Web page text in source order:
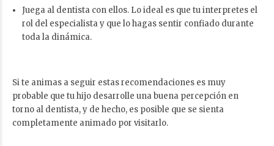
Juega al dentista con ellos. Lo ideal es que tu interpretes el
rol del especialista y que lo hagas sentir confiado durante
toda la dinámica.
Si te animas a seguir estas recomendaciones es muy
probable que tu hijo desarrolle una buena percepción en
torno al dentista, y de hecho, es posible que se sienta
completamente animado por visitarlo.